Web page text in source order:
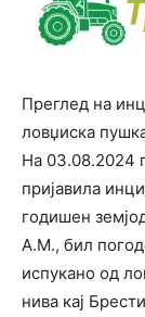
Преглед на
ловџиска
На 03.08.2024
пријавила
годишен
А.М., бил
испукано од
нива кај